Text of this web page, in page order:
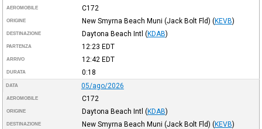
AEROMOBILE C172
ORIGINE New Smyrna Beach Muni (Jack Bolt Fld) (KEVB)
DESTINAZIONE Daytona Beach Intl (KDAB)
PARTENZA 12:23 EDT
ARRIVO 12:42 EDT
DURATA 0:18
DATA 05/ago/2026
AEROMOBILE C172
ORIGINE Daytona Beach Intl (KDAB)
DESTINAZIONE New Smyrna Beach Muni (Jack Bolt Fld) (KEVB)